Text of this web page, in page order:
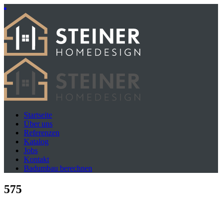
Startseite
Über uns
Referenzen
Katalog
Jobs
Kontakt
Badumbau berechnen
575